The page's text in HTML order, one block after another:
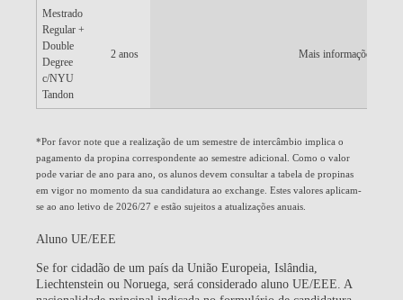
Mestrado
Regular +
Double
Degree
c/NYU
Tandon
2 anos Mais informações
*Por favor note que a realização de um semestre de intercâmbio implica o
pagamento da propina correspondente ao semestre adicional. Como o valor
pode variar de ano para ano, os alunos devem consultar a tabela de propinas
em vigor no momento da sua candidatura ao exchange. Estes valores aplicam-
se ao ano letivo de 2026/27 e estão sujeitos a atualizações anuais.
Aluno UE/EEE
Se for cidadão de um país da União Europeia, Islândia,
Liechtenstein ou Noruega, será considerado aluno UE/EEE. A